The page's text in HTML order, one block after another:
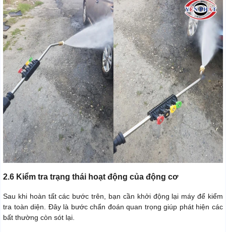
2.6 Kiểm tra trạng thái hoạt động của động cơ
Sau khi hoàn tất các bước trên, bạn cần khởi động lại máy để kiểm
tra toàn diện. Đây là bước chẩn đoán quan trọng giúp phát hiện các
bất thường còn sót lại.